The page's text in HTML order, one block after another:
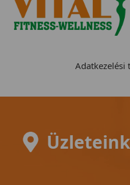
Adatkezelési
Üzleteink